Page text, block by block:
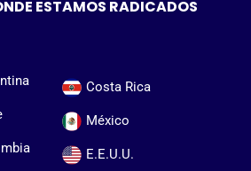
ESTAMOS RADICADOS
Costa Rica
México
E.E.U.U.